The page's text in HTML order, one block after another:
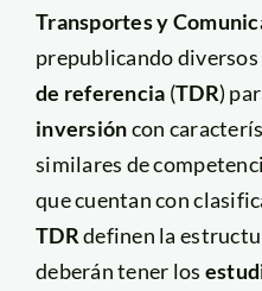
Transportes y
prepublicando
de referencia (TDR)
inversióncon
similares de
que cuentan con
TDRdefinen la
deberán tener los